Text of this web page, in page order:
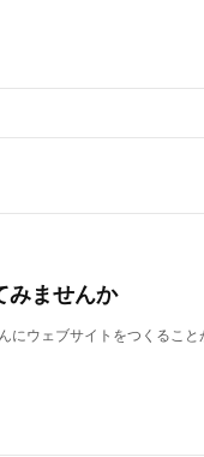
みませんか
ウェブサイトをつくること